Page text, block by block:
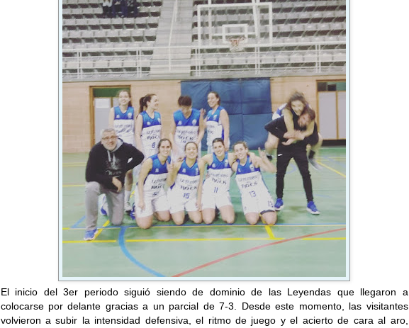
El inicio del 3er periodo siguió siendo de dominio de las Leyendas que llegaron a
colocarse por delante gracias a un parcial de 7-3. Desde este momento, las visitantes
volvieron a subir la intensidad defensiva, el ritmo de juego y el acierto de cara al aro,